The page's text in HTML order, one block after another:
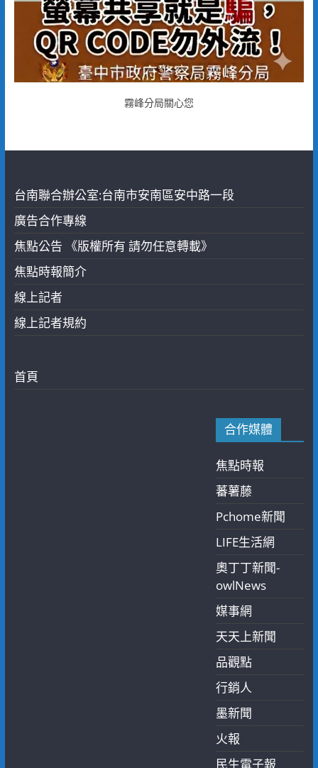
霧峰分局關心您
台南聯合辦公室:台南市安南區安中路一段
廣告合作專線
焦點公告 《版權所有 請勿任意轉載》
焦點時報簡介
線上記者
線上記者規約
首頁
合作媒體
焦點時報
蕃薯藤
Pchome新聞
LIFE生活網
奧丁丁新聞-
owlNews
媒事網
天天上新聞
品觀點
行銷人
墨新聞
火報
民生電子報